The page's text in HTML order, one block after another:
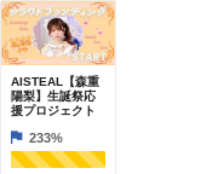
AISTEAL【森重
陽梨】生誕祭応
援プロジェクト
233%